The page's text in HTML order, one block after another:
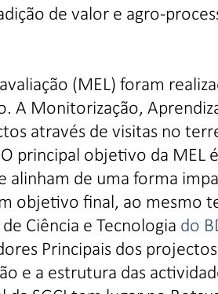
de valor e agro-
(MEL) foram
A Monitorização,
através de visitas no
principal objetivo da MEL
alinham de uma forma
objetivo final, ao mesmo
Ciência e Tecnologia do
Principais dos
e a estrutura das